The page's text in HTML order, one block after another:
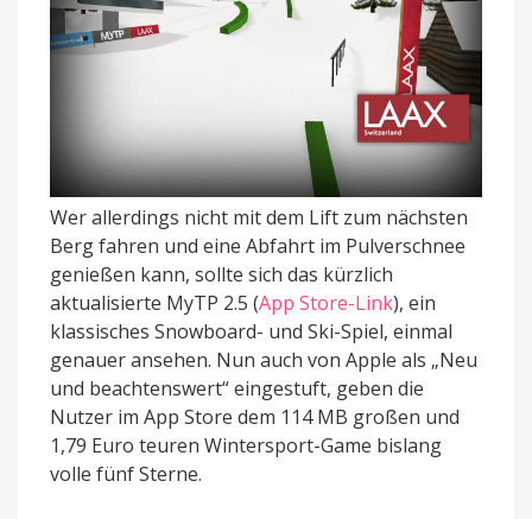
Wer allerdings nicht mit dem Lift zum nächsten
Berg fahren und eine Abfahrt im Pulverschnee
genießen kann, sollte sich das kürzlich
aktualisierte MyTP 2.5 (App Store-Link), ein
klassisches Snowboard- und Ski-Spiel, einmal
genauer ansehen. Nun auch von Apple als „Neu
und beachtenswert“ eingestuft, geben die
Nutzer im App Store dem 114 MB großen und
1,79 Euro teuren Wintersport-Game bislang
volle fünf Sterne.